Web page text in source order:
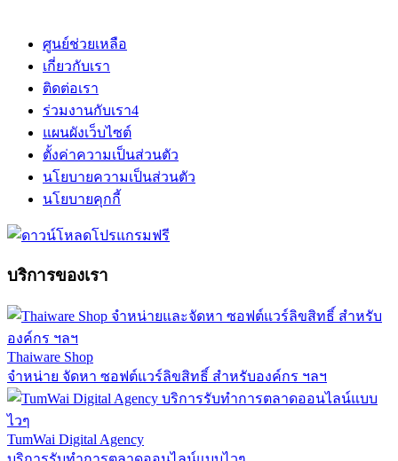
ศูนย์ช่วยเหลือ
เกี่ยวกับเรา
ติดต่อเรา
ร่วมงานกับเรา4
แผนผังเว็บไซต์
ตั้งค่าความเป็นส่วนตัว
นโยบายความเป็นส่วนตัว
นโยบายคุกกี้
บริการของเรา
Thaiware Shop
จำหน่าย จัดหา ซอฟต์แวร์ลิขสิทธิ์ สำหรับองค์กร ฯลฯ
TumWai Digital Agency